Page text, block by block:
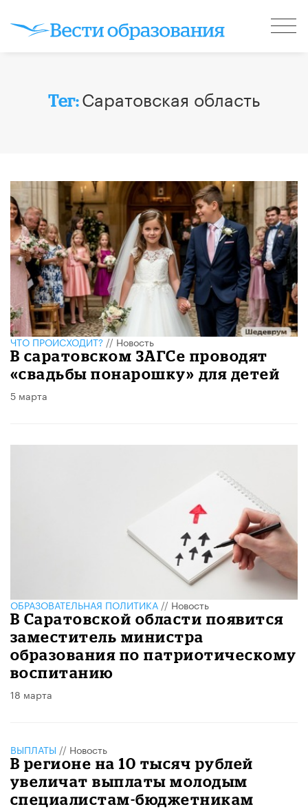
Тег:Саратовская область
ЧТО ПРОИСХОДИТ?//Новость
В саратовском ЗАГСе проводят
«свадьбы понарошку» для детей
5 марта
ОБРАЗОВАТЕЛЬНАЯ ПОЛИТИКА //Новость
В Саратовской области появится
заместитель министра
образования по патриотическому
воспитанию
18 марта
ВЫПЛАТЫ // Новость
В регионе на 10 тысяч рублей
увеличат выплаты молодым
специалистам-бюджетникам